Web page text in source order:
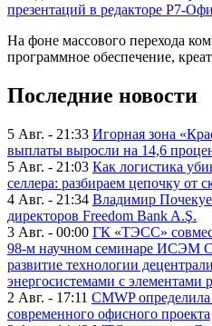
презентаций в редакторе Р7-
На фоне массового перехода
программное обеспечение,
Последние новости
5 Авг. - 21:33 Игорная зона
выплаты выросли на 14,6
5 Авг. - 21:03 Как логистика
селлера: разбираем цепочку от
4 Авг. - 21:34 Владимир
директоров Freedom Bank A.Ş.
3 Авг. - 00:00 ГК «ТЭСС»
98-м научном семинаре ИСЭМ
развитие технологии
энергосистемами с элементами
2 Авг. - 17:11 CMWP
современного офисного проекта